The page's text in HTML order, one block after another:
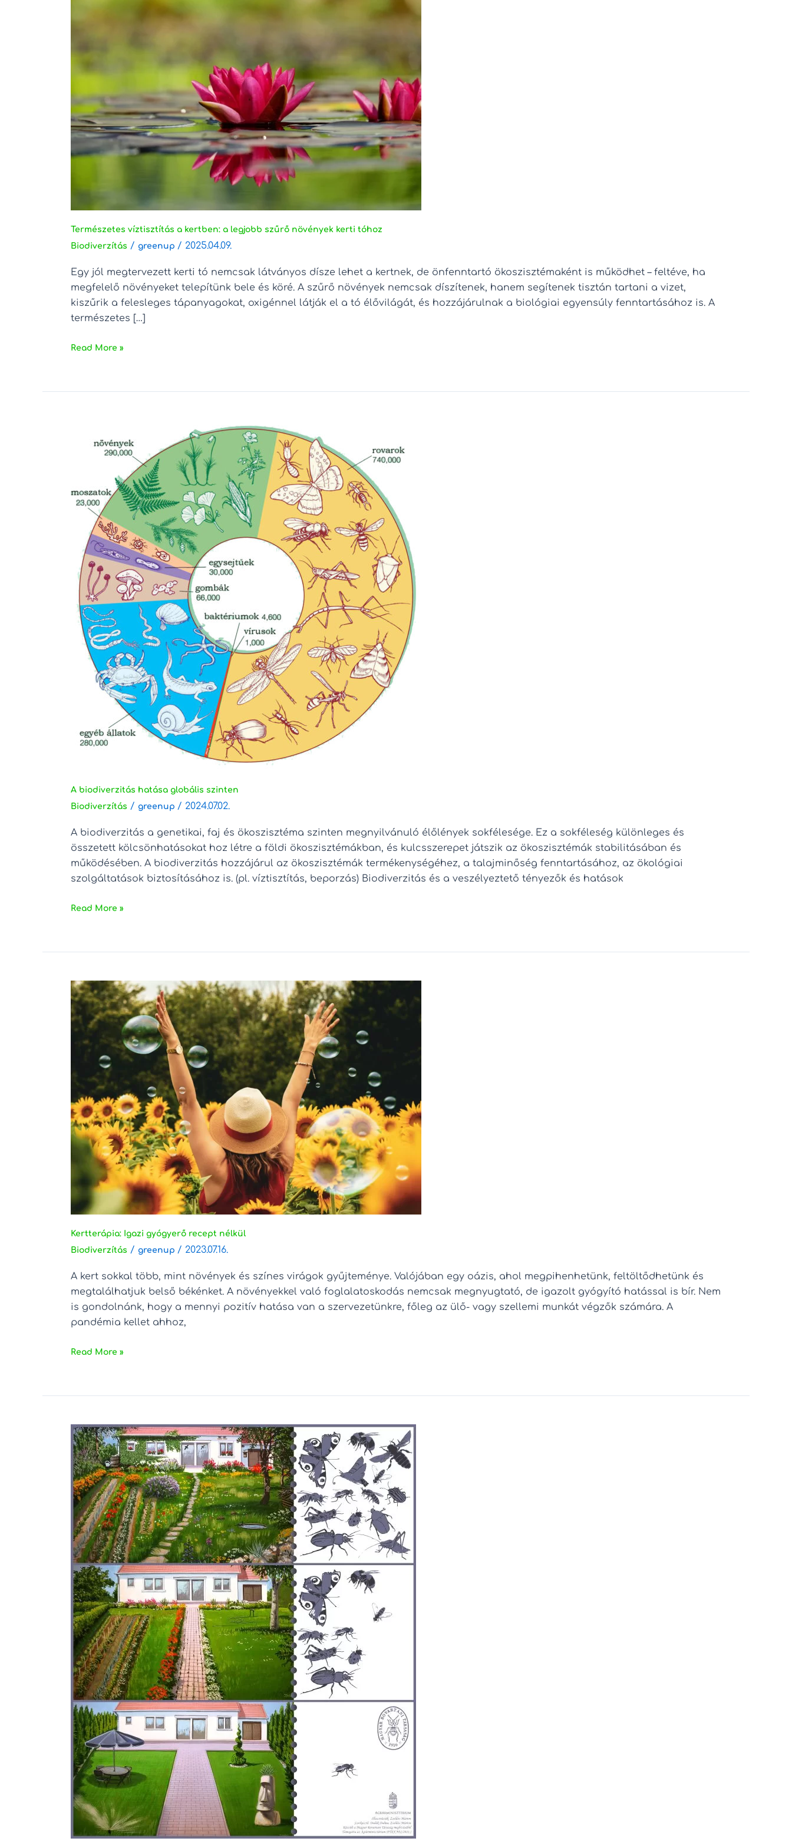
Természetes víztisztítás a kertben: a legjobb szűrő növények kerti tóhoz
Biodiverzítás / greenup / 2025.04.09.
Egy jól megtervezett kerti tó nemcsak látványos dísze lehet a kertnek, de önfenntartó ökoszisztémaként is működhet – feltéve, ha
megfelelő növényeket telepítünk bele és köré. A szűrő növények nemcsak díszítenek, hanem segítenek tisztán tartani a vizet,
kiszűrik a felesleges tápanyagokat, oxigénnel látják el a tó élővilágát, és hozzájárulnak a biológiai egyensúly fenntartásához is. A
természetes […]
a
növények
kerti
tóhoz
Read More »
A biodiverzitás hatása globális szinten
Biodiverzítás / greenup / 2024.07.02.
A biodiverzitás a genetikai, faj és ökoszisztéma szinten megnyilvánuló élőlények sokfélesége. Ez a sokféleség különleges és
összetett kölcsönhatásokat hoz létre a földi ökoszisztémákban, és kulcsszerepet játszik az ökoszisztémák stabilitásában és
működésében. A biodiverzitás hozzájárul az ökoszisztémák termékenységéhez, a talajminőség fenntartásához, az ökológiai
szolgáltatások biztosításához is. (pl. víztisztítás, beporzás) Biodiverzitás és a veszélyeztető tényezők és hatások
biodiverzitás
szinten
Read More »
Kertterápia: Igazi gyógyerő recept nélkül
Biodiverzítás / greenup / 2023.07.16.
A kert sokkal több, mint növények és színes virágok gyűjteménye. Valójában egy oázis, ahol megpihenhetünk, feltöltődhetünk és
megtalálhatjuk belső békénket. A növényekkel való foglalatoskodás nemcsak megnyugtató, de igazolt gyógyító hatással is bír. Nem
is gondolnánk, hogy a mennyi pozitív hatása van a szervezetünkre, főleg az ülő- vagy szellemi munkát végzők számára. A
pandémia kellet ahhoz,
Kertterápia:
Igazi
gyógyerő
recept
nélkül
Read More »
Biodiverzitás
a
kertben